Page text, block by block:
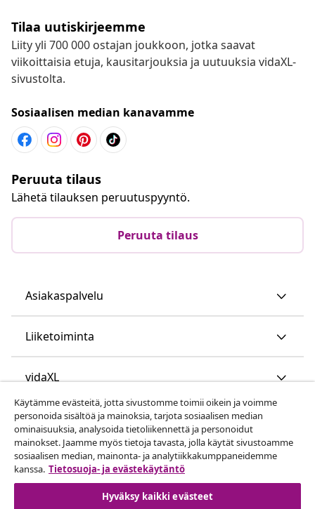
Tilaa uutiskirjeemme
Liity yli 700 000 ostajan joukkoon, jotka saavat
viikoittaisia etuja, kausitarjouksia ja uutuuksia vidaXL-
sivustolta.
Sosiaalisen median kanavamme
Peruuta tilaus
Lähetä tilauksen peruutuspyyntö.
Peruuta tilaus
Asiakaspalvelu
Liiketoiminta
vidaXL
Löydä lisää
Käytämme evästeitä, jotta sivustomme toimii oikein ja voimme
personoida sisältöä ja mainoksia, tarjota sosiaalisen median
ominaisuuksia, analysoida tietoliikennettä ja personoidut
mainokset. Jaamme myös tietoja tavasta, jolla käytät sivustoamme
sosiaalisen median, mainonta- ja analytiikkakumppaneidemme
kanssa. Tietosuoja- ja evästekäytäntö
Hyväksy kaikki evästeet